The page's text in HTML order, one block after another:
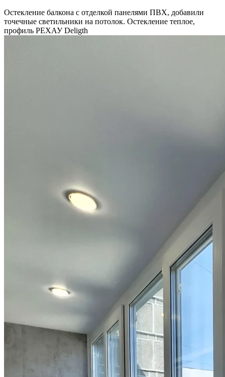
Остекление балкона с отделкой панелями ПВХ, добавили
точечные светильники на потолок. Остекление теплое,
профиль РЕХАУ Deligth